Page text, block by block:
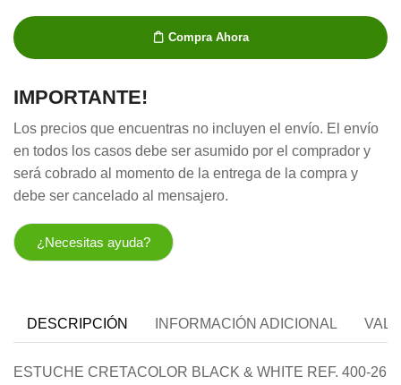
cantidad
Compra Ahora
IMPORTANTE!
Los precios que encuentras no incluyen el envío. El envío
en todos los casos debe ser asumido por el comprador y
será cobrado al momento de la entrega de la compra y
debe ser cancelado al mensajero.
¿Necesitas ayuda?
DESCRIPCIÓN INFORMACIÓN ADICIONAL
ESTUCHE CRETACOLOR BLACK & WHITE REF. 400-26